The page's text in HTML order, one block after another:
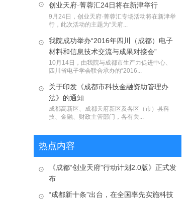
创业天府·菁蓉汇24日将在新津举行
9月24日，创业天府·菁蓉汇专场活动将在新津举
行，此次活动的主题为“天府...
我院成功举办“2016年四川（成都）电子
材料和信息技术交流与成果对接会”
10月14日，由我院与成都市生产力促进中心、
四川省电子学会联合承办的“2016...
关于印发《成都市科技金融资助管理办
法》的通知
成都高新区、成都天府新区及各区（市）县科
技、金融、财政主管部门，各有关...
热点内容
《成都“创业天府”行动计划2.0版》正式发
布
“成都新十条”出台，在全国率先实施科技